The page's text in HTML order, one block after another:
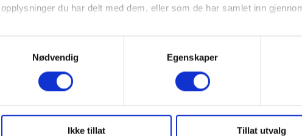
opplysninger du har delt med dem, eller som de har samlet inn
Du har full kontroll over hvilke cookies du vil tillate, og vi oppfordrer
skape en bedre opplevelse for deg.
Nødvendig
Egenskaper
Ikke tillat Tillat utvalg